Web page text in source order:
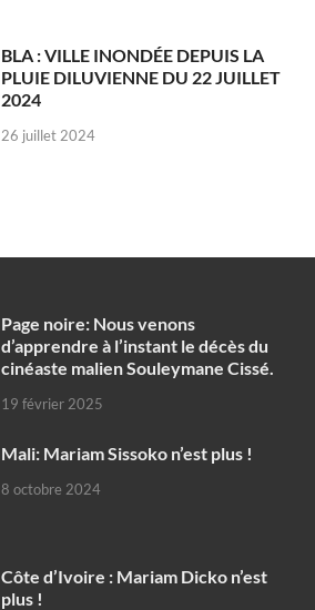
BLA : VILLE INONDÉE DEPUIS LA
PLUIE DILUVIENNE DU 22 JUILLET
2024
26 juillet 2024
Page noire: Nous venons
d’apprendre à l’instant le décès du
cinéaste malien Souleymane Cissé.
19 février 2025
Mali: Mariam Sissoko n’est plus !
8 octobre 2024
Côte d’Ivoire : Mariam Dicko n’est
plus !